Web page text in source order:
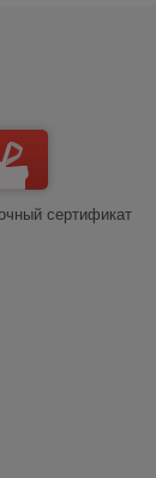
сертификат